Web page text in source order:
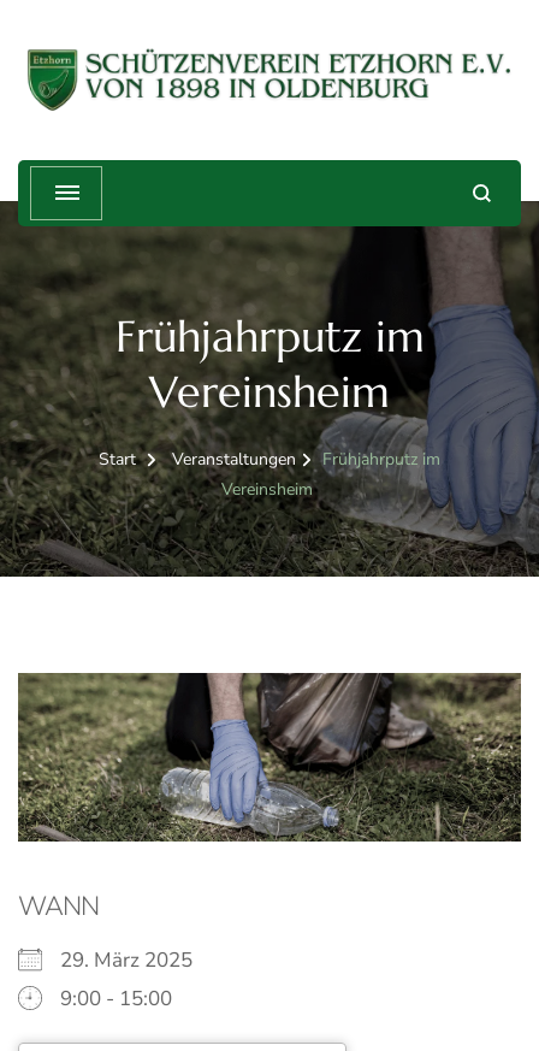
Schützenverein Etzhorn e.V. von
1898
Treffender geht's nicht!
Frühjahrputz im
Vereinsheim
Start Veranstaltungen
Frühjahrputz im
Vereinsheim
WANN
29. März 2025
9:00 - 15:00